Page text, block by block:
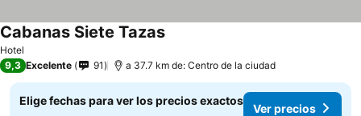
Hotel
Cabanas Siete Tazas
9,3 Excelente 91 a 37.7 km de: Centro de la ciudad
Elige fechas para ver los precios exactos
Ver precios